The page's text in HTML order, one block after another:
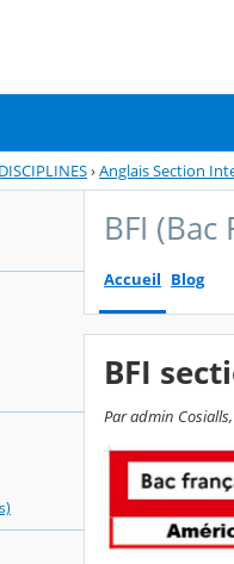
›Anglais Section
BFI
Accueil Blog
BFI
Par admin